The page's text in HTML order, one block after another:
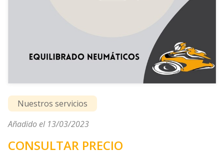
Nuestros servicios
Añadido el 13/03/2023
CONSULTAR PRECIO